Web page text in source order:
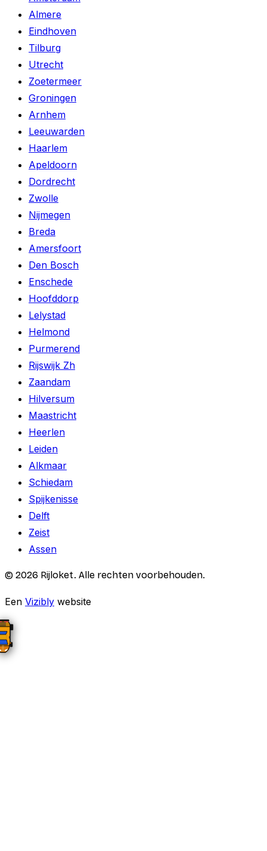
Almere
Eindhoven
Tilburg
Utrecht
Zoetermeer
Groningen
Arnhem
Leeuwarden
Haarlem
Apeldoorn
Dordrecht
Zwolle
Nijmegen
Breda
Amersfoort
Den Bosch
Enschede
Hoofddorp
Lelystad
Helmond
Purmerend
Rijswijk Zh
Zaandam
Hilversum
Maastricht
Heerlen
Leiden
Alkmaar
Schiedam
Spijkenisse
Delft
Zeist
Assen
© 2026 Rijloket. Alle rechten voorbehouden.
Een Vizibly website